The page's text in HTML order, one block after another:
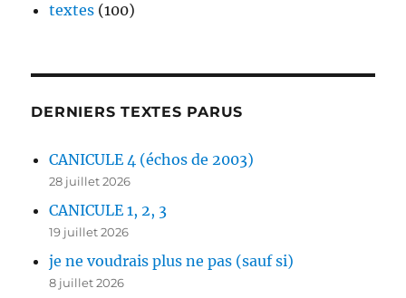
textes (100)
DERNIERS TEXTES PARUS
CANICULE 4 (échos de 2003)
28 juillet 2026
CANICULE 1, 2, 3
19 juillet 2026
je ne voudrais plus ne pas (sauf si)
8 juillet 2026